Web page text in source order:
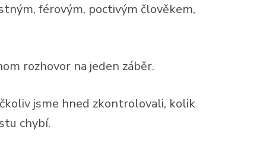
férovým, poctivým člověkem,
rozhovor na jeden záběr.
jsme hned zkontrolovali, kolik
chybí.